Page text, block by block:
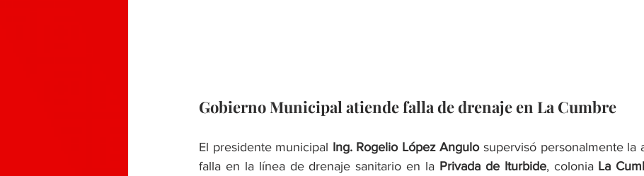
Gobierno Municipal atiende falla de drenaje en La Cumbre
El presidente municipal Ing. Rogelio López Angulo supervisó personalmente la
falla en la línea de drenaje sanitario en la Privada de Iturbide, colonia La